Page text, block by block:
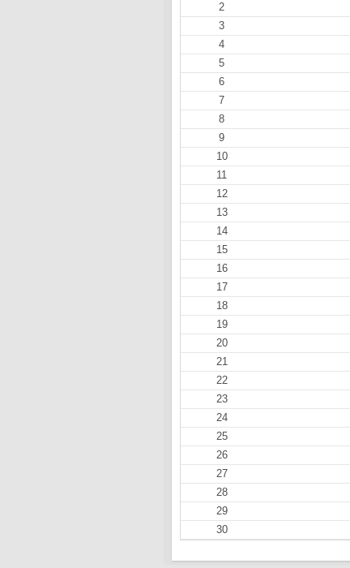
2
3
4
5
6
7
8
9
10
11
12
13
14
15
16
17
18
19
20
21
22
23
24
25
26
27
28
29
30